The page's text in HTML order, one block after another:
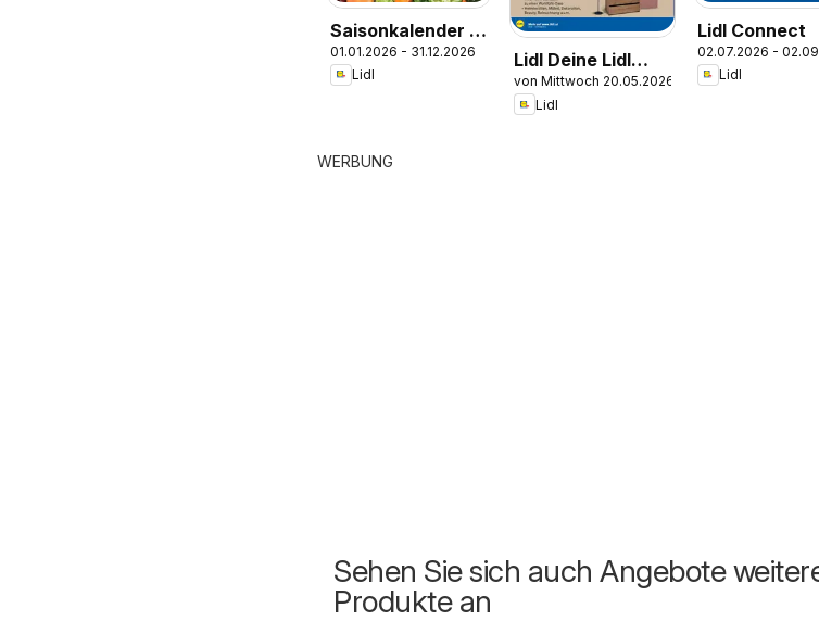
Saisonkalender -
Obst und Gemüse
01.01.2026 - 31.12.2026
Lidl
Lidl Deine Lidl
Welten
von Mittwoch 20.05.2026
Lidl
Lidl Connect
02.07.2026 -
Lidl
WERBUNG
Sehen Sie sich auch Angebote
Produkte an